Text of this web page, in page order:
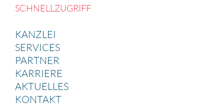
SCHNELL­ZU­GRIFF
KANZLEI
SERVICES
PARTNER
KARRIERE
AKTUELLES
KONTAKT